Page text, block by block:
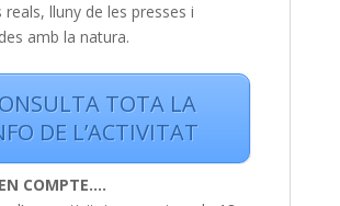
lluny de les presses i
amb la natura.
TOTA LA
DE L’ACTIVITAT
COMPTE….